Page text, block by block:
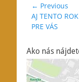
Navigácia
v
článku
← Previous
Previous
post:
AJ TENTO
PRE VÁS
Ako nás